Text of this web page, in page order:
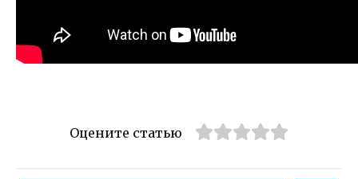
Оцените статью